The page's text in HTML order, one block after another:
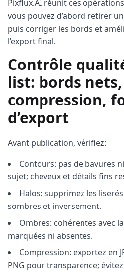
Pixflux.AI réunit ces
vous pouvez d’abord retirer
puis corriger les bords et
l’export final.
Contrôle
list: bords
compression,
d’export
Avant publication, vérifiez:
Contours: pas de bavures
sujet; cheveux et détails fins
Halos: supprimez les
sombres et inversement.
Ombres: cohérentes avec
marquées ni absentes.
Compression: exportez en
PNG pour transparence;